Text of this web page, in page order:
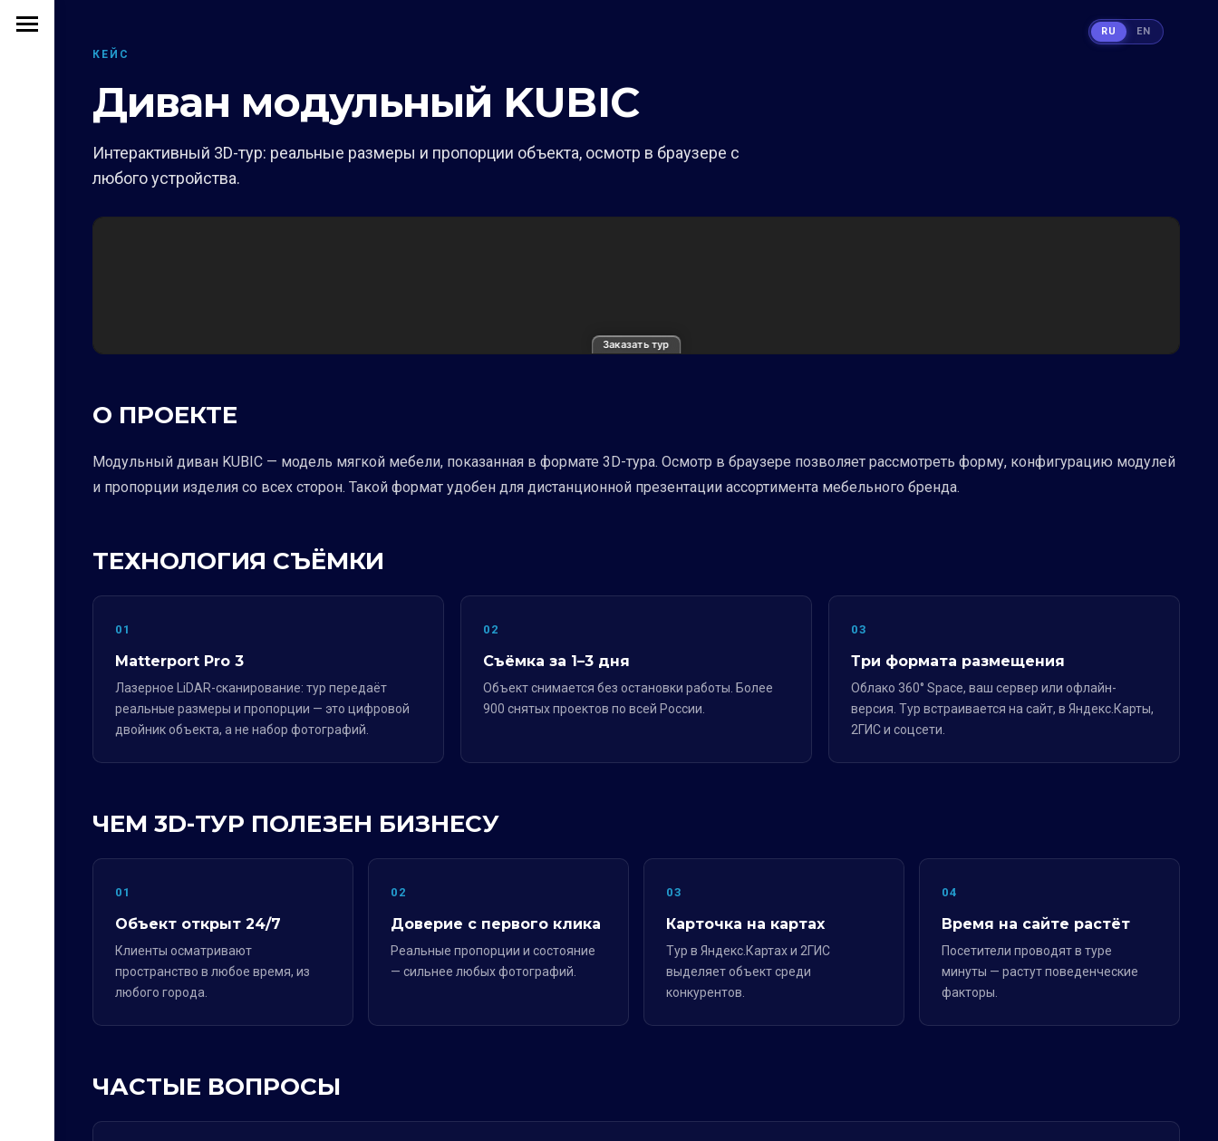
КЕЙС
Диван модульный KUBIC
Интерактивный 3D-тур: реальные размеры и пропорции объекта, осмотр в браузере с
любого устройства.
Заказать тур
О ПРОЕКТЕ
Модульный диван KUBIC — модель мягкой мебели, показанная в формате 3D-тура. Осмотр в браузере позволяет рассмотреть форму, конфигурацию модулей
и пропорции изделия со всех сторон. Такой формат удобен для дистанционной презентации ассортимента мебельного бренда.
ТЕХНОЛОГИЯ СЪЁМКИ
01
Matterport Pro 3
Лазерное LiDAR-сканирование: тур передаёт
реальные размеры и пропорции — это цифровой
двойник объекта, а не набор фотографий.
02
Съёмка за 1–3 дня
Объект снимается без остановки работы. Более
900 снятых проектов по всей России.
03
Три формата размещения
Облако 360° Space, ваш сервер или офлайн-
версия. Тур встраивается на сайт, в Яндекс.Карты,
2ГИС и соцсети.
ЧЕМ 3D-ТУР ПОЛЕЗЕН БИЗНЕСУ
01
Объект открыт 24/7
Клиенты осматривают
пространство в любое время, из
любого города.
02
Доверие с первого клика
Реальные пропорции и состояние
— сильнее любых фотографий.
03
Карточка на картах
Тур в Яндекс.Картах и 2ГИС
выделяет объект среди
конкурентов.
04
Время на сайте растёт
Посетители проводят в туре
минуты — растут поведенческие
факторы.
ЧАСТЫЕ ВОПРОСЫ
RU EN